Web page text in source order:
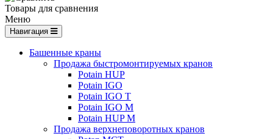
Товары для сравнения
Меню
Навигация
Башенные краны
Продажа быстромонтируемых кранов
Potain HUP
Potain IGO
Potain IGO T
Potain IGO M
Potain HUP M
Продажа верхнеповоротных кранов